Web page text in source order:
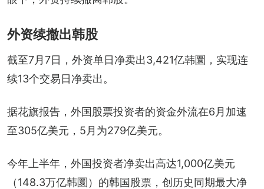
外资续撤出韩股
截至7月7日，外资单日净卖出3,421亿韩圜，实现连
续13个交易日净卖出。
据花旗报告，外国股票投资者的资金外流在6月加速
至305亿美元，5月为279亿美元。
今年上半年，外国投资者净卖出高达1,000亿美元
（148.3万亿韩圜）的韩国股票，创历史同期最大净